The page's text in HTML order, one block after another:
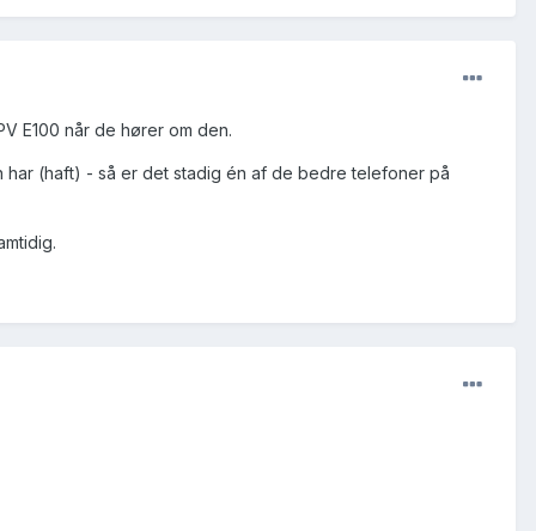
E100 når de hører om den.
har (haft) - så er det stadig én af de bedre telefoner på